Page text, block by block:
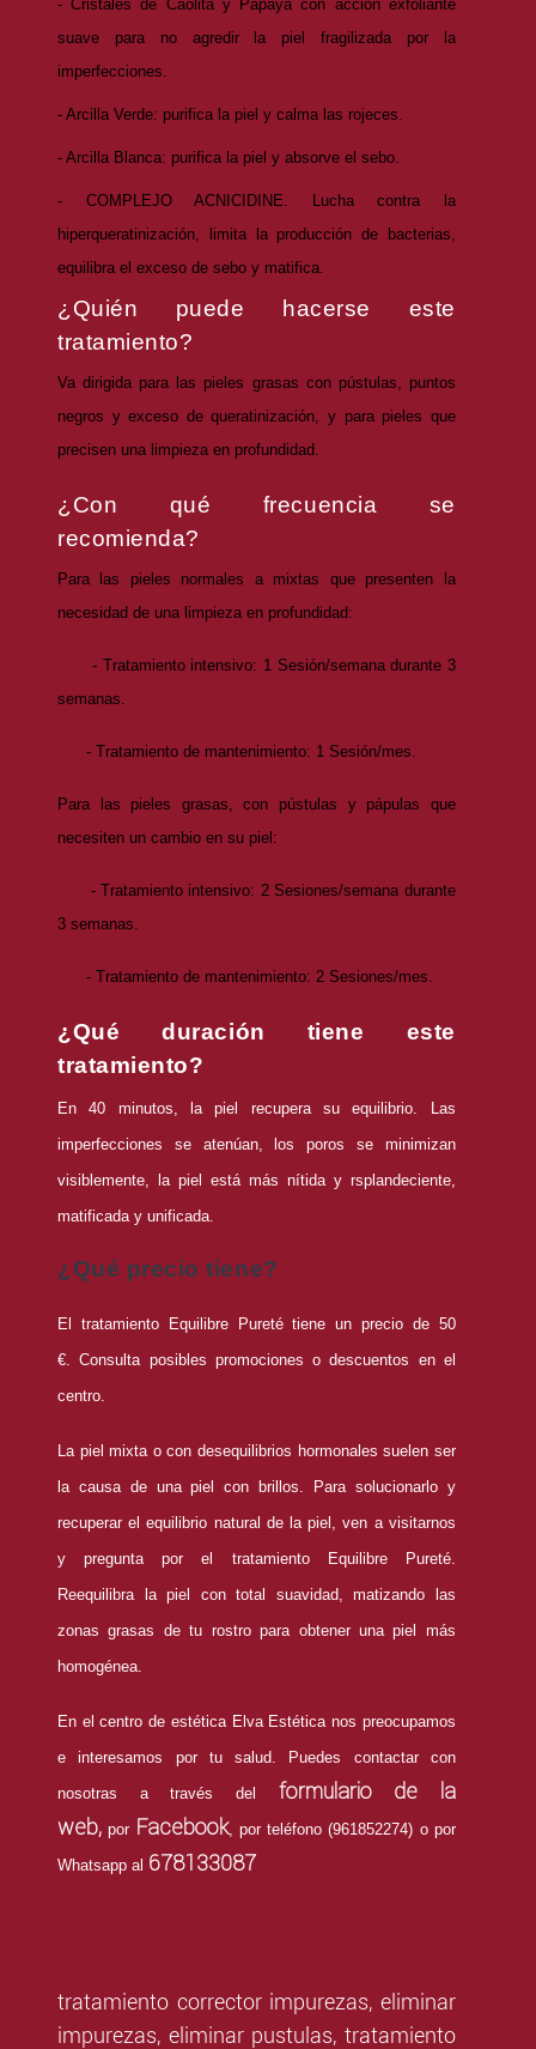
- Cristales de Caolita y Papaya con acción exfoliante
suave para no agredir la piel fragilizada por la
imperfecciones.
- Arcilla Verde: purifica la piel y calma las rojeces.
- Arcilla Blanca: purifica la piel y absorve el sebo.
- COMPLEJO ACNICIDINE. Lucha contra la
hiperqueratinización, limita la producción de bacterias,
equilibra el exceso de sebo y matifica.
¿Quién puede hacerse este
tratamiento?
Va dirigida para las pieles grasas con pústulas, puntos
negros y exceso de queratinización, y para pieles que
precisen una limpieza en profundidad.
¿Con qué frecuencia se
recomienda?
Para las pieles normales a mixtas que presenten la
necesidad de una limpieza en profundidad:
- Tratamiento intensivo: 1 Sesión/semana durante 3
semanas.
- Tratamiento de mantenimiento: 1 Sesión/mes.
Para las pieles grasas, con pústulas y pápulas que
necesiten un cambio en su piel:
- Tratamiento intensivo: 2 Sesiones/semana durante
3 semanas.
- Tratamiento de mantenimiento: 2 Sesiones/mes.
¿Qué duración tiene este
tratamiento?
En 40 minutos, la piel recupera su equilibrio. Las
imperfecciones se atenúan, los poros se minimizan
visiblemente, la piel está más nítida y rsplandeciente,
matificada y unificada.
¿Qué precio tiene?
El tratamiento Equilibre Pureté tiene un precio de 50
€. Consulta posibles promociones o descuentos en el
centro.
La piel mixta o con desequilibrios hormonales suelen ser
la causa de una piel con brillos. Para solucionarlo y
recuperar el equilibrio natural de la piel, ven a visitarnos
y pregunta por el tratamiento Equilibre Pureté.
Reequilibra la piel con total suavidad, matizando las
zonas grasas de tu rostro para obtener una piel más
homogénea.
En el centro de estética Elva Estética nos preocupamos
e interesamos por tu salud. Puedes contactar con
nosotras a través del
formulario de la
web,por Facebook, por teléfono (961852274) o por
Whatsapp al 678133087
tratamiento corrector impurezas, eliminar
impurezas, eliminar pustulas, tratamiento